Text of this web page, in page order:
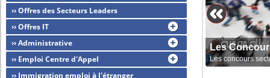
Les
Les concours
›› Offres des Secteurs Leaders
›› Offres IT
›› Administrative
›› Emploi Centre d'Appel
›› Immigration emploi à l'étranger